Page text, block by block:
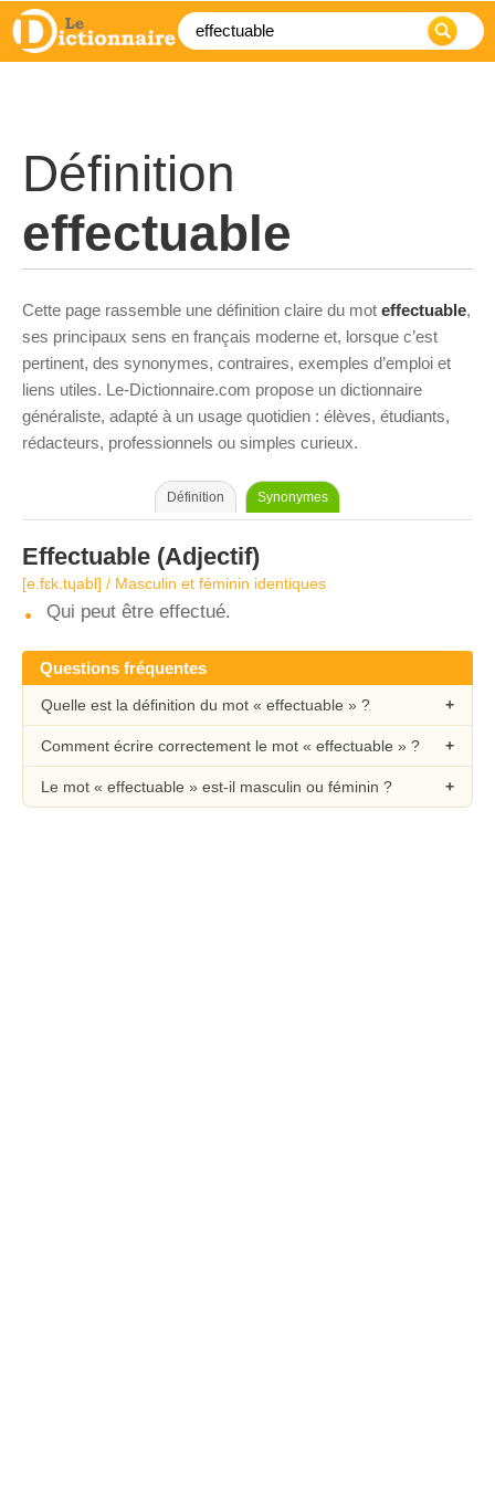
Définition
effectuable
Cette page rassemble une définition claire du mot effectuable,
ses principaux sens en français moderne et, lorsque c’est
pertinent, des synonymes, contraires, exemples d’emploi et
liens utiles. Le-Dictionnaire.com propose un dictionnaire
généraliste, adapté à un usage quotidien : élèves, étudiants,
rédacteurs, professionnels ou simples curieux.
Définition Synonymes
Effectuable (Adjectif)
[e.fɛk.tɥabl] / Masculin et féminin identiques
Qui peut être effectué.
Questions fréquentes
Quelle est la définition du mot « effectuable » ?
Comment écrire correctement le mot « effectuable » ?
Le mot « effectuable » est-il masculin ou féminin ?